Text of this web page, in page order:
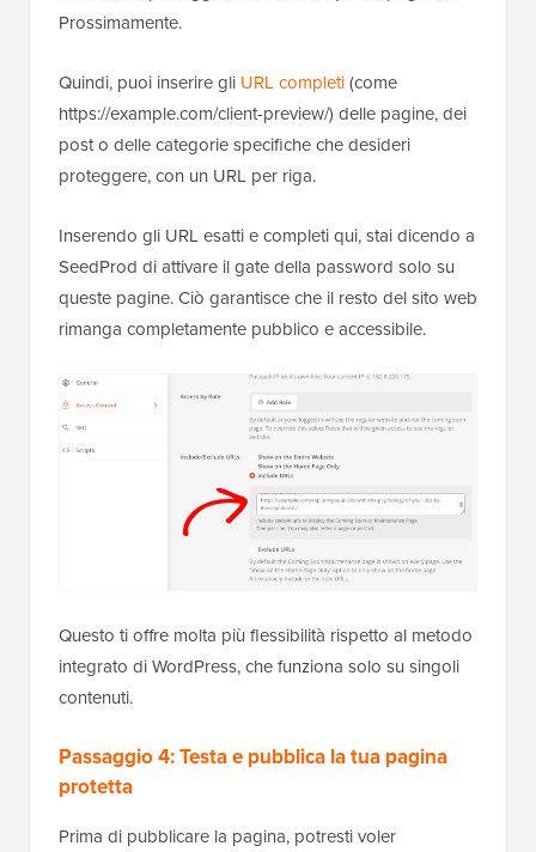
Prossimamente.
Quindi, puoi inserire gli URL completi(come
https://example.com/client-preview/) delle pagine, dei
post o delle categorie specifiche che desideri
proteggere, con un URL per riga.
Inserendo gli URL esatti e completi qui, stai dicendo a
SeedProd di attivare il gate della password solo su
queste pagine. Ciò garantisce che il resto del sito web
rimanga completamente pubblico e accessibile.
Questo ti offre molta più flessibilità rispetto al metodo
integrato di WordPress, che funziona solo su singoli
contenuti.
Passaggio 4: Testa e pubblica la tua pagina
protetta
Prima di pubblicare la pagina, potresti voler